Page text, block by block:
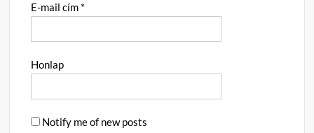
E-mail cím *
Honlap
Notify me of new posts